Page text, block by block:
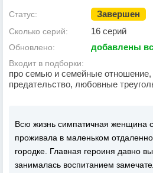
Статус: Завершен
Сколько серий: 16 серий
Обновлено: добавлены
Входит в подборки:
про семью и семейные
предательство, любовные
Всю жизнь симпатичная женщина
проживала в маленьком
городке. Главная героиня давно
занималась воспитанием